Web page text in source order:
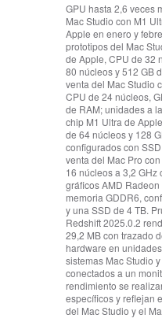
GPU hasta 2,6 veces
Mac Studio con M1
Apple en enero y
prototipos del Mac
de Apple, CPU de 32
80 núcleos y 512 GB
venta del Mac Studio
CPU de 24 núcleos,
de RAM; unidades a
chip M1 Ultra de
de 64 núcleos y 128
configurados con
venta del Mac Pro
16 núcleos a 3,2 GHz
gráficos AMD
memoria GDDR6,
y una SSD de 4 TB.
Redshift 2025.0.2
29,2 MB con trazado
hardware en
sistemas Mac Studio
conectados a un
rendimiento se
específicos y reflejan
del Mac Studio y el